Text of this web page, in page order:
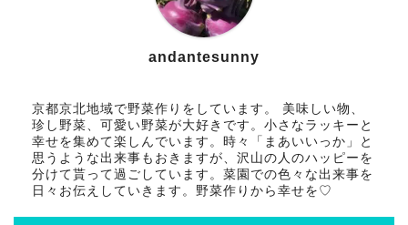
andantesunny
京都京北地域で野菜作りをしています。 美味しい物、
珍し野菜、可愛い野菜が大好きです。小さなラッキーと
幸せを集めて楽しんでいます。時々「まあいいっか」と
思うような出来事もおきますが、沢山の人のハッピーを
分けて貰って過ごしています。菜園での色々な出来事を
日々お伝えしていきます。野菜作りから幸せを♡